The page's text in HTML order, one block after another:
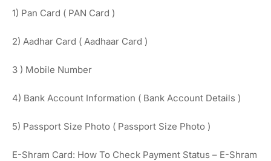
1) Pan Card ( PAN Card )
2) Aadhar Card ( Aadhaar Card )
3 ) Mobile Number
4) Bank Account Information ( Bank Account Details )
5) Passport Size Photo ( Passport Size Photo )
E-Shram Card: How To Check Payment Status – E-Shram